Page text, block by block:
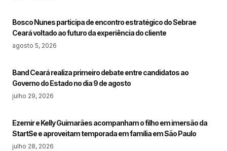
Bosco Nunes participa de encontro estratégico do Sebrae
Ceará voltado ao futuro da experiência do cliente
agosto 5, 2026
Band Ceará realiza primeiro debate entre candidatos ao
Governo do Estado no dia 9 de agosto
julho 29, 2026
Ezemir e Kelly Guimarães acompanham o filho em imersão da
StartSe e aproveitam temporada em família em São Paulo
julho 28, 2026